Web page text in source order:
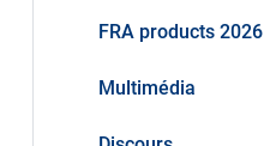
FRA products 2026
Multimédia